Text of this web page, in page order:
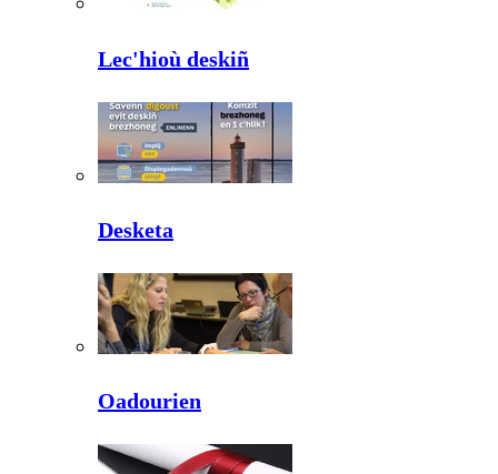
Lec'hioù deskiñ
Desketa
Oadourien